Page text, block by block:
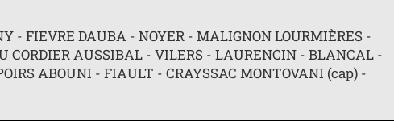
- FIEVRE DAUBA - NOYER - MALIGNON LOURMIÈRES -
CORDIER AUSSIBAL - VILERS - LAURENCIN - BLANCAL -
ABOUNI - FIAULT - CRAYSSAC MONTOVANI (cap) -